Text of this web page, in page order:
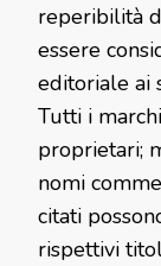
reperibilità
essere
editoriale ai
Tutti i
proprietari;
nomi
citati
rispettivi